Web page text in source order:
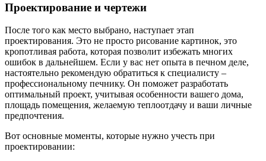
Проектирование и чертежи
После того как место выбрано, наступает этап
проектирования. Это не просто рисование картинок, это
кропотливая работа, которая позволит избежать многих
ошибок в дальнейшем. Если у вас нет опыта в печном деле,
настоятельно рекомендую обратиться к специалисту –
профессиональному печнику. Он поможет разработать
оптимальный проект, учитывая особенности вашего дома,
площадь помещения, желаемую теплоотдачу и ваши личные
предпочтения.
Вот основные моменты, которые нужно учесть при
проектировании: